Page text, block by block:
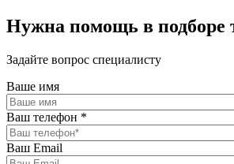
Нужна помощь в подборе
Задайте вопрос специалисту
Ваше имя
Ваш телефон *
Ваш Email